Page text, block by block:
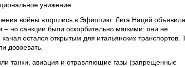
унижение.
войны вторглись в Эфиопию. Лига Наций объявила
но санкции были оскорбительно мягкими: они не
остался открытым для итальянских транспортов.
довоевать.
танки, авиация и отравляющие газы (запрещенные